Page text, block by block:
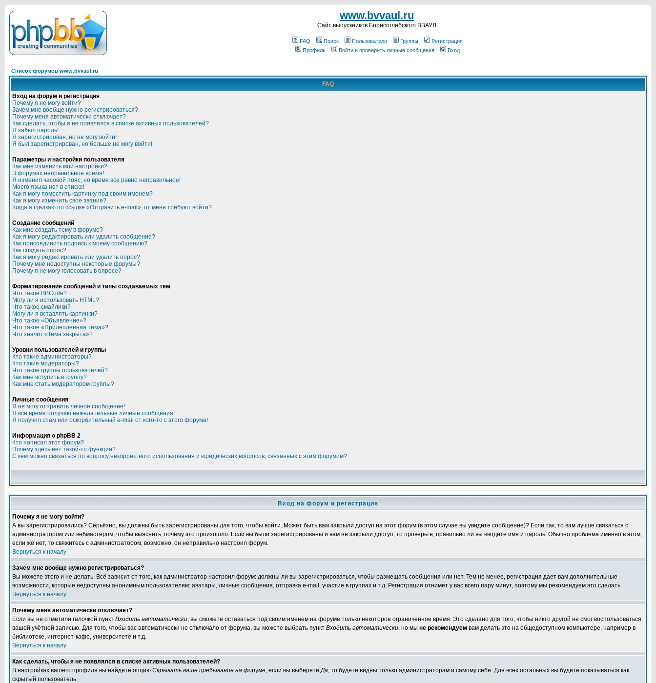
www.bvvaul.ru
Cайт выпускников Борисоглебского ВВАУЛ
FAQ Поиск Пользователи Группы
Регистрация
Профиль
Войти и проверить личные сообщения Вход
Список форумов www.bvvaul.ru
FAQ
Вход на форум и регистрация
Почему я не могу войти?
Зачем мне вообще нужно регистрироваться?
Почему меня автоматически отключает?
Как сделать, чтобы я не появлялся в списке активных пользователей?
Я забыл пароль!
Я зарегистрирован, но не могу войти!
Я был зарегистрирован, но больше не могу войти!
Параметры и настройки пользователя
Как мне изменить мои настройки?
В форумах неправильное время!
Я изменил часовой пояс, но время все равно неправильное!
Моего языка нет в списке!
Как я могу поместить картинку под своим именем?
Как я могу изменить свое звание?
Когда я щёлкаю по ссылке «Отправить e-mail», от меня требуют войти?
Создание сообщений
Как мне создать тему в форуме?
Как я могу редактировать или удалить сообщение?
Как присоединить подпись к моему сообщению?
Как создать опрос?
Как я могу редактировать или удалить опрос?
Почему мне недоступны некоторые форумы?
Почему я не могу голосовать в опросе?
Форматирование сообщений и типы создаваемых тем
Что такое BBCode?
Могу ли я использовать HTML?
Что такое смайлики?
Могу ли я вставлять картинки?
Что такое «Объявление»?
Что такое «Прилепленная тема»?
Что значит «Тема закрыта»?
Уровни пользователей и группы
Кто такие администраторы?
Кто такие модераторы?
Что такое группы пользователей?
Как мне вступить в группу?
Как мне стать модератором группы?
Личные сообщения
Я не могу отправить личное сообщение!
Я всё время получаю нежелательные личные сообщения!
Я получил спам или оскорбительный e-mail от кого-то с этого форума!
Информация о phpBB 2
Кто написал этот форум?
Почему здесь нет такой-то функции?
С кем можно связаться по вопросу некорректного использования и юридических вопросов, связанных с этим форумом?
Вход на форум и регистрация
Почему я не могу войти?
А вы зарегистрировались? Серьёзно, вы должны быть зарегистрированы для того, чтобы войти. Может быть вам закрыли доступ на этот форум (в этом случае вы увидите сообщение)? Если так, то вам лучше связаться с
администратором или вебмастером, чтобы выяснить, почему это произошло. Если вы были зарегистрированы и вам не закрыли доступ, то проверьте, правильно ли вы вводите имя и пароль. Обычно проблема именно в этом,
если же нет, то свяжитесь с администратором, возможно, он неправильно настроил форум.
Вернуться к началу
Зачем мне вообще нужно регистрироваться?
Вы можете этого и не делать. Всё зависит от того, как администратор настроил форум: должны ли вы зарегистрироваться, чтобы размещать сообщения или нет. Тем не менее, регистрация дает вам дополнительные
возможности, которые недоступны анонимным пользователям: аватары, личные сообщения, отправка e-mail, участие в группах и т.д. Регистрация отнимет у вас всего пару минут, поэтому мы рекомендуем это сделать.
Вернуться к началу
Почему меня автоматически отключает?
Если вы не отметили галочкой пункт Входить автоматически, вы сможете оставаться под своим именем на форуме только некоторое ограниченное время. Это сделано для того, чтобы никто другой не смог воспользоваться
вашей учётной записью. Для того, чтобы вас автоматически не отключало от форума, вы можете выбрать пункт Входить автоматически, но мы не рекомендуем вам делать это на общедоступном компьютере, например в
библиотеке, интернет-кафе, университете и т.д.
Вернуться к началу
Как сделать, чтобы я не появлялся в списке активных пользователей?
В настройках вашего профиля вы найдете опцию Скрывать ваше пребывание на форуме, если вы выберетеДа, то будете видны только администраторам и самому себе. Для всех остальных вы будете показываться как
скрытый пользователь.